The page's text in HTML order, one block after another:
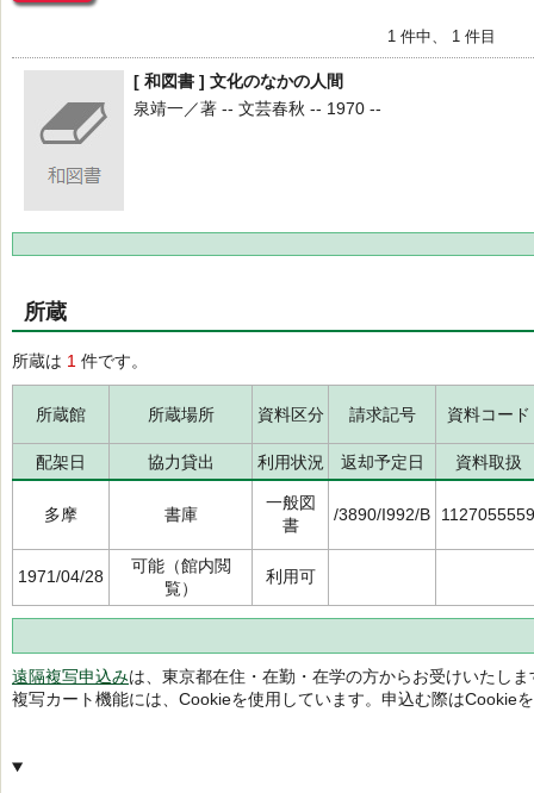
1 件中、 1 件目
[ 和図書 ] 文化のなかの人間
泉靖一／著 -- 文芸春秋 -- 1970 --
所蔵
所蔵は 1 件です。
所蔵館 所蔵場所 資料区分 請求記号 資料コード
配架日 協力貸出 利用状況 返却予定日 資料取扱
多摩 書庫
一般図
書
/3890/I992/B 1127055559
1971/04/28
可能（館内閲
覧）
利用可
遠隔複写申込みは、東京都在住・在勤・在学の方からお受けいたしま
複写カート機能には、Cookieを使用しています。申込む際はCookie